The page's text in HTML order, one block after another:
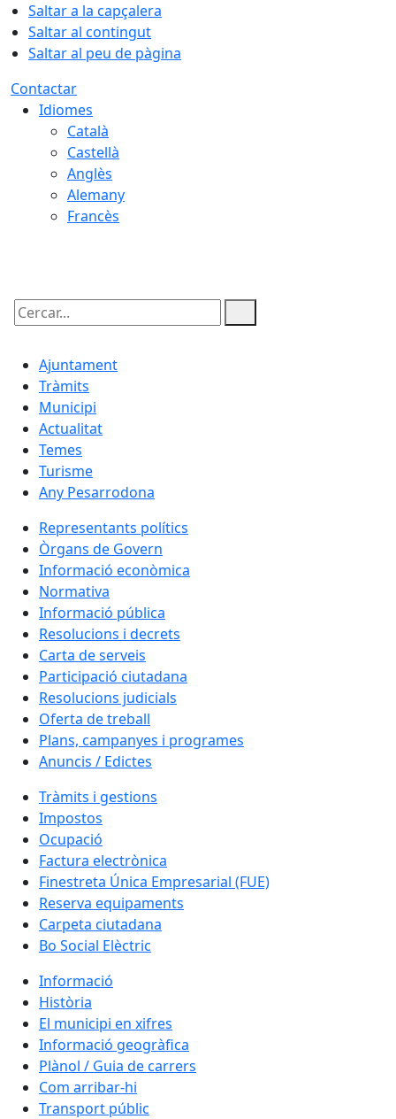
Saltar a la capçalera
Saltar al contingut
Saltar al peu de pàgina
Contactar
Idiomes
Català
Castellà
Anglès
Alemany
Francès
Cercar:
Ajuntament
Tràmits
Municipi
Actualitat
Temes
Turisme
Any Pesarrodona
Representants polítics
Òrgans de Govern
Informació econòmica
Normativa
Informació pública
Resolucions i decrets
Carta de serveis
Participació ciutadana
Resolucions judicials
Oferta de treball
Plans, campanyes i programes
Anuncis / Edictes
Tràmits i gestions
Impostos
Ocupació
Factura electrònica
Finestreta Única Empresarial (FUE)
Reserva equipaments
Carpeta ciutadana
Bo Social Elèctric
Informació
Història
El municipi en xifres
Informació geogràfica
Plànol / Guia de carrers
Com arribar-hi
Transport públic